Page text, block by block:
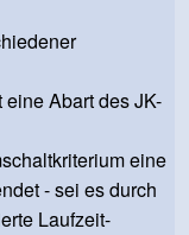
Abart des JK-
eine
- sei es durch
Laufzeit-